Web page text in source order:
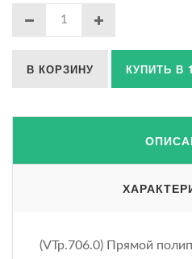
В КОРЗИНУ КУПИТЬ В
(VTp.706.0) Прямой